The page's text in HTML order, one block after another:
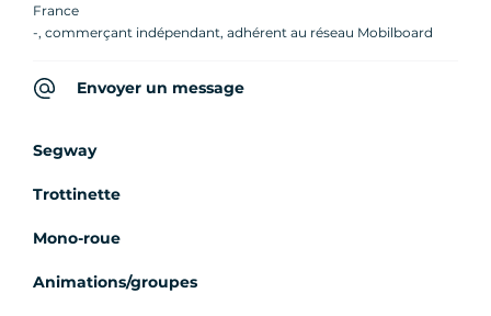
France
-, commerçant indépendant, adhérent au réseau Mobilboard
Envoyer un message
Segway
Trottinette
Mono-roue
Animations/groupes